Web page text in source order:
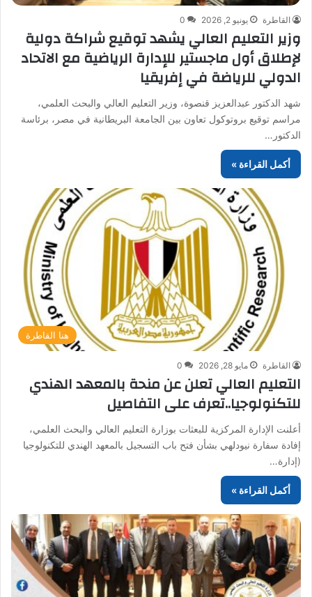
القاطرة يونيو 2, 2026 0
وزير التعليم العالي يشهد توقيع شراكة دولية
لإطلاق أول ماجستير للإدارة الرياضية مع الاتحاد
الدولي للرياضة في إفريقيا
شهد الدكتور عبدالعزيز قنصوة، وزير التعليم العالي والبحث العلمي،
مراسم توقيع بروتوكول تعاون بين الجامعة البريطانية في مصر، برئاسة
الدكتور…
أكمل القراءة »
هنا القاطرة
القاطرة مايو 28, 2026 0
التعليم العالي تعلن عن منحة بالمعهد الهندي
للتكنولوجيا..تعرف على التفاصيل
أعلنت الإدارة المركزية للبعثات بوزارة التعليم العالي والبحث العلمي،
إفادة سفارة نيودلهي بشأن فتح باب التسجيل بالمعهد الهندي للتكنولوجيا
(إدارة…
أكمل القراءة »